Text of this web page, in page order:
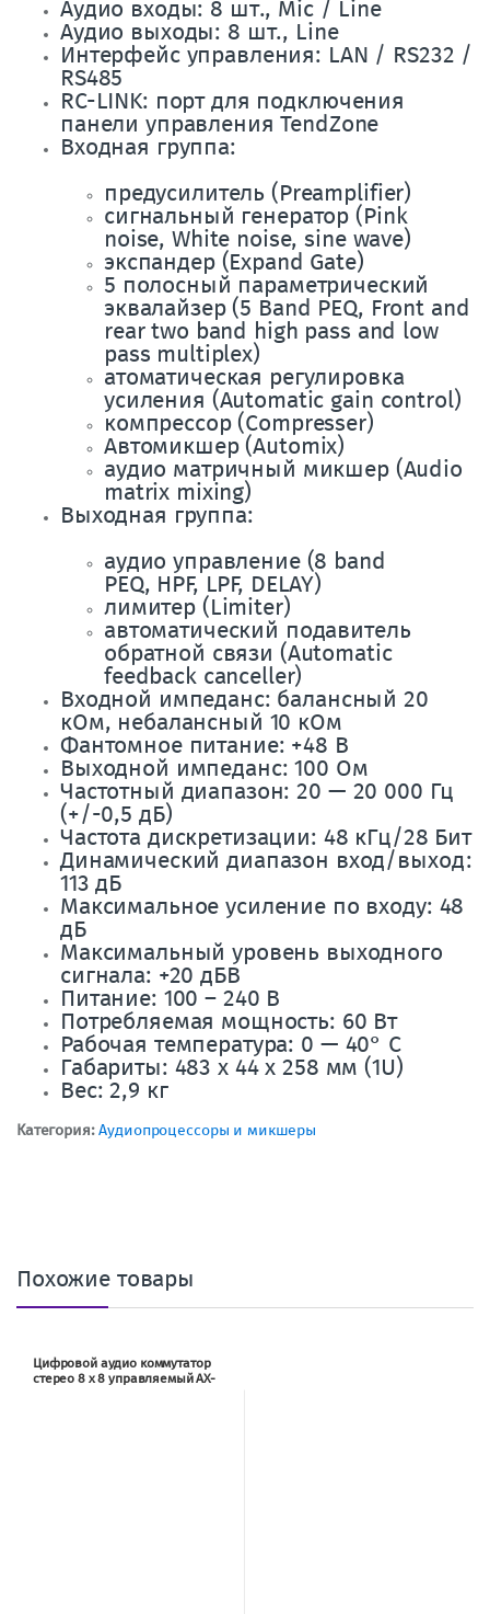
Аудио входы: 8 шт., Mic / Line
Аудио выходы: 8 шт., Line
Интерфейс управления: LAN / RS232 /
RS485
RC-LINK: порт для подключения
панели управления TendZone
Входная группа:
предусилитель (Preamplifier)
сигнальный генератор (Pink
noise, White noise, sine wave)
экспандер (Expand Gate)
5 полосный параметрический
эквалайзер (5 Band PEQ, Front and
rear two band high pass and low
pass multiplex)
атоматическая регулировка
усиления (Automatic gain control)
компрессор (Compresser)
Автомикшер (Automix)
аудио матричный микшер (Audio
matrix mixing)
Выходная группа:
аудио управление (8 band
PEQ, HPF, LPF, DELAY)
лимитер (Limiter)
автоматический подавитель
обратной связи (Automatic
feedback canceller)
Входной импеданс: балансный 20
кОм, небалансный 10 кОм
Фантомное питание: +48 В
Выходной импеданс: 100 Ом
Частотный диапазон: 20 — 20 000 Гц
(+/-0,5 дБ)
Частота дискретизации: 48 кГц/28 Бит
Динамический диапазон вход/выход:
113 дБ
Максимальное усиление по входу: 48
дБ
Максимальный уровень выходного
сигнала: +20 дБВ
Питание: 100 – 240 В
Потребляемая мощность: 60 Вт
Рабочая температура: 0 — 40° С
Габариты: 483 х 44 х 258 мм (1U)
Вес: 2,9 кг
Категория:Аудиопроцессоры и микшеры
Похожие товары
Цифровой аудио коммутатор
стерео 8 х 8 управляемый AX-